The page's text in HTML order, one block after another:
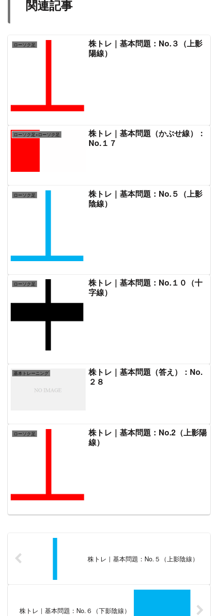
関連記事
ローソク足
株トレ｜基本問題：No.３（上影
陽線）
ローソク足×ローソク足
株トレ｜基本問題（かぶせ線）：
No.１７
ローソク足
株トレ｜基本問題：No.５（上影
陰線）
ローソク足
株トレ｜基本問題：No.１０（十
字線）
基本トレーニング
株トレ｜基本問題（答え）：No.
２８
ローソク足
株トレ｜基本問題：No.2（上影陽
線）
株トレ｜基本問題：No.５（上影陰線）
株トレ｜基本問題：No.６（下影陰線）